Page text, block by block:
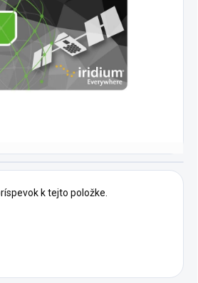
k tejto položke.